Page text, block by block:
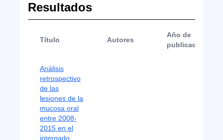
Resultados
Título Autores
Año de
publicación
Análisis
retrospectivo
de las
lesiones de la
mucosa oral
entre 2008-
2015 en el
internado